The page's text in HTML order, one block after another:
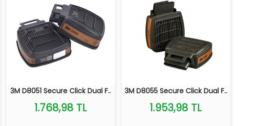
3M D8051 Secure Click Dual F..
1.768,98 TL
3M D8055 Secure Click Dual F..
1.953,98 TL